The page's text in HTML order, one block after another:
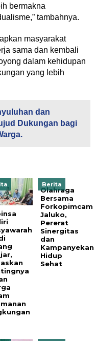
bermakna
tambahnya.
masyarakat
sama dan kembali
dalam kehidupan
yang lebih
dan
Dukungan bagi
Berita
Olahraga
Bersama
Forkopimcam
Jaluko,
Pererat
Sinergitas
dan
Kampanyekan
Hidup
Sehat